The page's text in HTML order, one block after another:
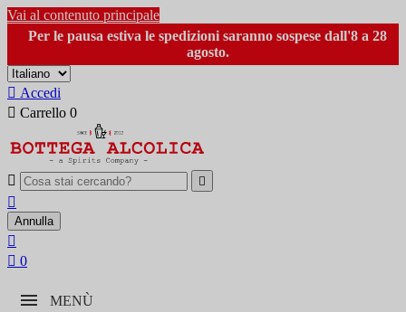
Vai al contenuto principale
Per le pausa estiva le spedizioni saranno sospese dall'8 a 28
agosto.
 Accedi
 Carrello 0
 

Annulla

 0
MENÙ